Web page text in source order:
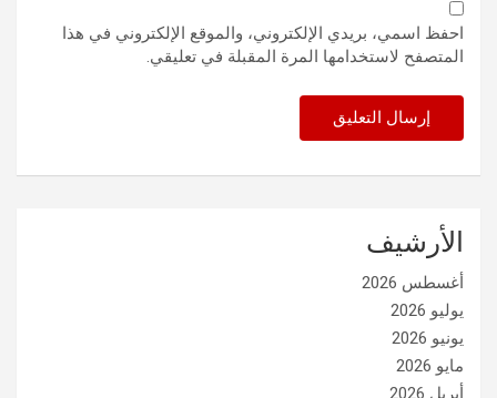
احفظ اسمي، بريدي الإلكتروني، والموقع الإلكتروني في هذا
المتصفح لاستخدامها المرة المقبلة في تعليقي.
الأرشيف
أغسطس 2026
يوليو 2026
يونيو 2026
مايو 2026
أبريل 2026